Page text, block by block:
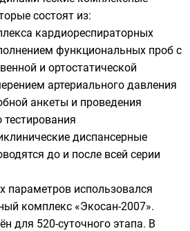
состоят из:
кардиореспираторных
функциональных проб с
и ортостатической
артериального давления
анкеты и проведения
тестирования
диспансерные
до и после всей серии
параметров использовался
комплекс «Экосан-2007».
для 520-суточного этапа. В